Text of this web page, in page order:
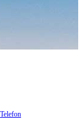
Telefon